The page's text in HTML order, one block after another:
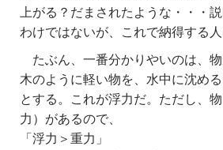
上がる？だまされたような・・・
わけではないが、これで納得する人
たぶん、一番分かりやいのは、物
木のように軽い物を、水中に沈め
とする。これが浮力だ。ただし、
力）があるので、
「浮力＞重力」